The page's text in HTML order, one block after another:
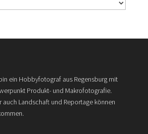
ein Hobbyfotograf aus Regensburg mit
Produkt- und Makrofotografie.
auch Landschaft und Reportage können